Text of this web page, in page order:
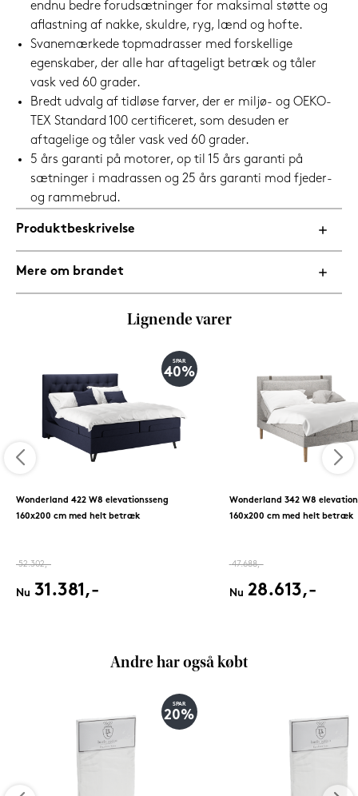
endnu bedre forudsætninger for maksimal støtte og
aflastning af nakke, skuldre, ryg, lænd og hofte.
Svanemærkede topmadrasser med forskellige
egenskaber, der alle har aftageligt betræk og tåler
vask ved 60 grader.
Bredt udvalg af tidløse farver, der er miljø- og OEKO-
TEX Standard 100 certificeret, som desuden er
aftagelige og tåler vask ved 60 grader.
5 års garanti på motorer, op til 15 års garanti på
sætninger i madrassen og 25 års garanti mod fjeder-
og rammebrud.
Produktbeskrivelse
Mere om brandet
Lignende varer
SPAR
40%
Wonderland 422 W8 elevationsseng
160x200 cm med helt betræk
52.302,-
Nu 31.381,-
Wonderland 342 W8
160x200 cm med helt betræk
47.688,-
Nu 28.613,-
Andre har også købt
SPAR
20%